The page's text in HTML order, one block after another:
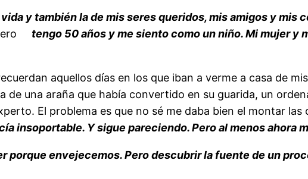
y también la de mis seres queridos, mis amigos y mis
tengo 50 años y me siento como un niño. Mi mujer y
aquellos días en los que iban a verme a casa de
de una araña que había convertido en su guarida, un
El problema es que no sé me daba bien el montar las
insoportable. Y sigue pareciendo. Pero al menos ahora
porque envejecemos. Pero descubrir la fuente de un